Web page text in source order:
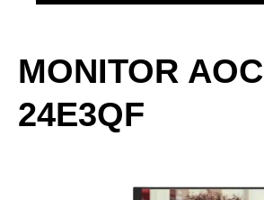
MONITOR AOC
24E3QF